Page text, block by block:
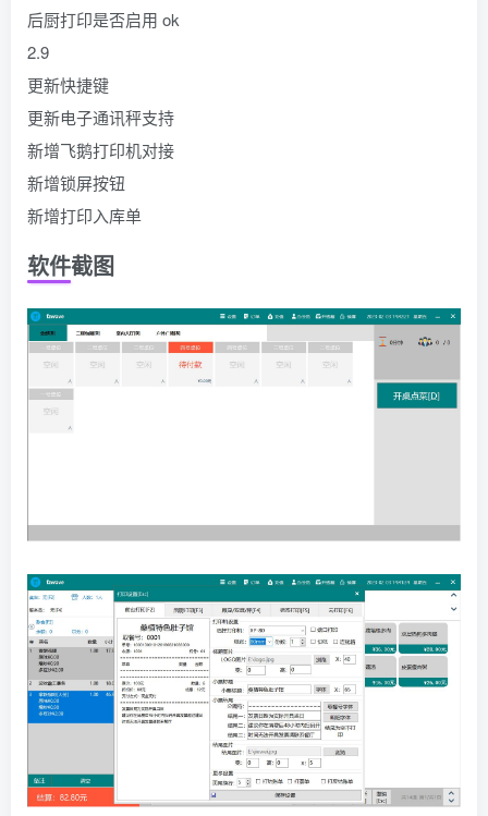
后厨打印是否启用 ok
2.9
更新快捷键
更新电子通讯秤支持
新增飞鹅打印机对接
新增锁屏按钮
新增打印入库单
软件截图